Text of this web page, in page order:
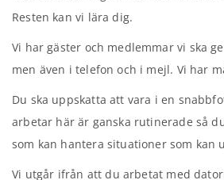
Resten kan vi lära dig.
Vi har gäster och medlemmar vi ska
men även i telefon och i mejl. Vi har
Du ska uppskatta att vara i en
arbetar här är ganska rutinerade så
som kan hantera situationer som kan
Vi utgår ifrån att du arbetat med